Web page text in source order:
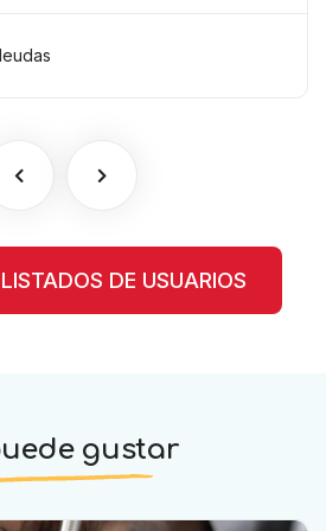
según el artículo
2 RSTP FIFA
DE USUARIOS
gustar